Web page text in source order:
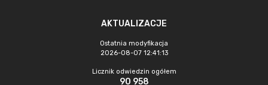
AKTUALIZACJE
Ostatnia modyfikacja
2026-08-07 12:41:13
Licznik odwiedzin ogółem
90 958